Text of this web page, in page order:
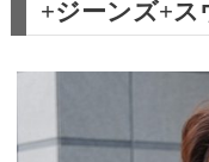
+ジーンズ+ス